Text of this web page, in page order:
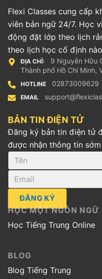
Flexi Classes cung cấp
viên bản ngữ 24/7. Học
động đặt lớp theo lịch
theo lịch học cố định
ĐỊA CHỈ:
9 Nguyễn Hữu
Thành phố Hồ Chí Minh,
HOTLINE 02873009629
EMAIL
BẢN TIN ĐIỆN TỬ
Đăng ký bản tin điện tử
được nhận thông tin
ĐĂNG KÝ
HỌC MỘT NGÔN NGỮ
Học Tiếng Trung Online
BLOG
Blog Tiếng Trung